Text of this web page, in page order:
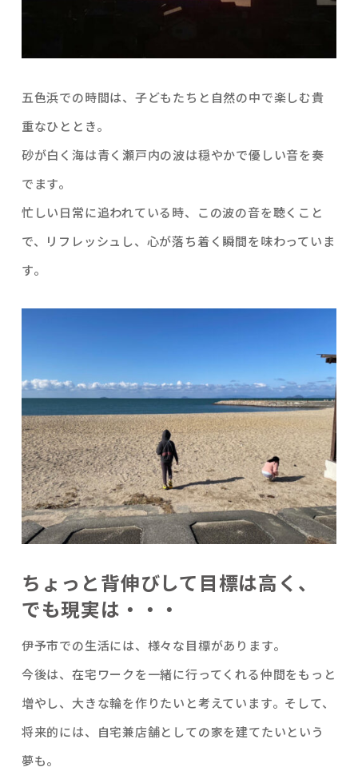
五色浜での時間は、子どもたちと自然の中で楽しむ貴
重なひととき。
砂が白く海は青く瀬戸内の波は穏やかで優しい音を奏
でます。
忙しい日常に追われている時、この波の音を聴くこと
で、リフレッシュし、心が落ち着く瞬間を味わっていま
す。
ちょっと背伸びして目標は高く、
でも現実は・・・
伊予市での生活には、様々な目標があります。
今後は、在宅ワークを一緒に行ってくれる仲間をもっと
増やし、大きな輪を作りたいと考えています。そして、
将来的には、自宅兼店舗としての家を建てたいという
夢も。